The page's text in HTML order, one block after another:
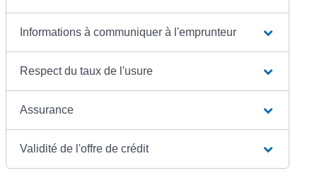
Informations à communiquer à l'emprunteur
Respect du taux de l'usure
Assurance
Validité de l'offre de crédit